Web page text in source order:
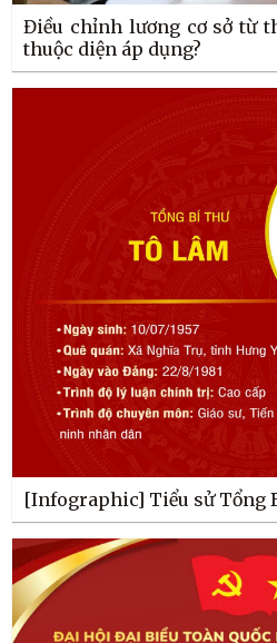
Điều chỉnh lương cơ sở từ
thuộc diện áp dụng?
[Infographic] Tiểu sử Tổng